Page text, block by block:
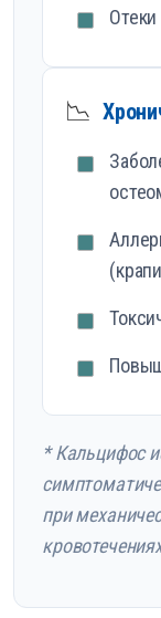
Отеки
📉
* Кальцифос
при